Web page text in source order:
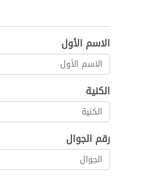
الاسم الأول
الكنية
رقم الجوال